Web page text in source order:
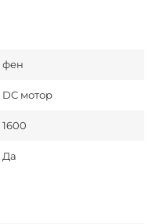
фен
DC мотор
1600
Да